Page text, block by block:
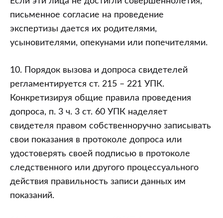
письменное согласие на проведение
экспертизы дается их родителями,
усыновителями, опекунами или попечителями.
10. Порядок вызова и допроса свидетелей
регламентируется ст. 215 – 221 УПК.
Конкретизируя общие правила проведения
допроса, п. 3 ч. 3 ст. 60 УПК наделяет
свидетеля правом собственноручно записывать
свои показания в протоколе допроса или
удостоверять своей подписью в протоколе
следственного или другого процессуального
действия правильность записи данных им
показаний.